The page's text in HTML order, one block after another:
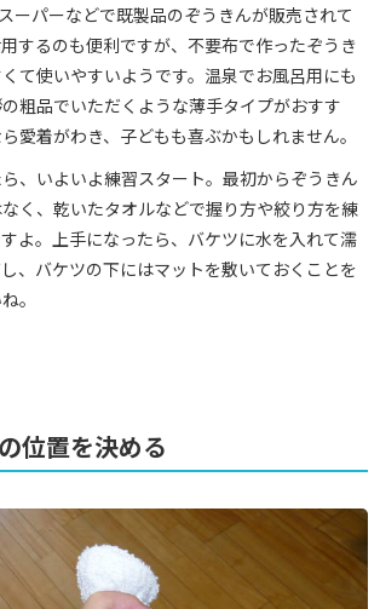
ーパーなどで既製品のぞうきんが販売されて
するのも便利ですが、不要布で作ったぞうき
て使いやすいようです。温泉でお風呂用にも
粗品でいただくような薄手タイプがおすす
愛着がわき、子どもも喜ぶかもしれません。
、いよいよ練習スタート。最初からぞうきん
く、乾いたタオルなどで握り方や絞り方を練
よ。上手になったら、バケツに水を入れて濡
、バケツの下にはマットを敷いておくことを
。
位置を決める